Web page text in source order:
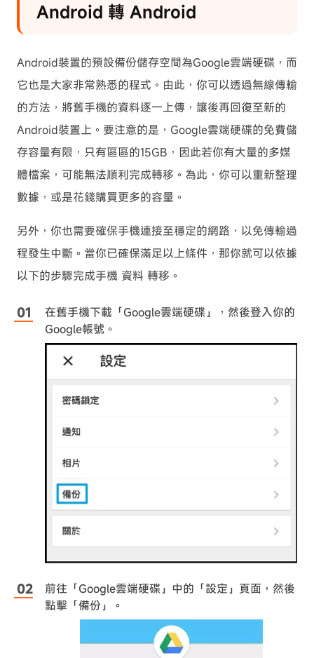
Android 轉 Android
Android裝置的預設備份儲存空間為Google雲端硬碟，而
它也是大家非常熟悉的程式。由此，你可以透過無線傳輸
的方法，將舊手機的資料逐一上傳，讓後再回復至新的
Android裝置上。要注意的是，Google雲端硬碟的免費儲
存容量有限，只有區區的15GB，因此若你有大量的多媒
體檔案，可能無法順利完成轉移。為此，你可以重新整理
數據，或是花錢購買更多的容量。
另外，你也需要確保手機連接至穩定的網路，以免傳輸過
程發生中斷。當你已確保滿足以上條件，那你就可以依據
以下的步驟完成手機 資料 轉移。
在舊手機下載「Google雲端硬碟」，然後登入你的
Google帳號。
前往「Google雲端硬碟」中的「設定」頁面，然後
點擊「備份」。